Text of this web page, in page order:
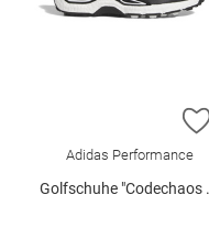
Adidas Performance
Golfschuhe "Codechaos 27 Spikeless"